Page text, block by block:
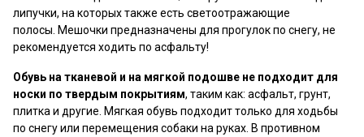
липучки, на которых также есть светоотражающие
полосы. Мешочки предназначены для прогулок по снегу, не
рекомендуется ходить по асфальту!
Обувь на тканевой и на мягкой подошве не подходит для
носки по твердым покрытиям, таким как: асфальт, грунт,
плитка и другие. Мягкая обувь подходит только для ходьбы
по снегу или перемещения собаки на руках. В противном